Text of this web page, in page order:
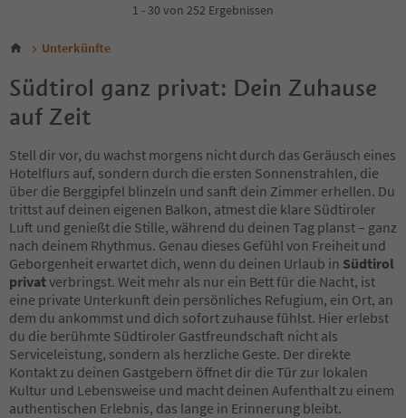
6
8
9
1 - 30 von 252 Ergebnissen
Unterkünfte
Südtirol ganz privat: Dein Zuhause
auf Zeit
Stell dir vor, du wachst morgens nicht durch das Geräusch eines
Hotelflurs auf, sondern durch die ersten Sonnenstrahlen, die
über die Berggipfel blinzeln und sanft dein Zimmer erhellen. Du
trittst auf deinen eigenen Balkon, atmest die klare Südtiroler
Luft und genießt die Stille, während du deinen Tag planst – ganz
nach deinem Rhythmus. Genau dieses Gefühl von Freiheit und
Geborgenheit erwartet dich, wenn du deinen Urlaub in Südtirol
privatverbringst. Weit mehr als nur ein Bett für die Nacht, ist
eine private Unterkunft dein persönliches Refugium, ein Ort, an
dem du ankommst und dich sofort zuhause fühlst. Hier erlebst
du die berühmte Südtiroler Gastfreundschaft nicht als
Serviceleistung, sondern als herzliche Geste. Der direkte
Kontakt zu deinen Gastgebern öffnet dir die Tür zur lokalen
Kultur und Lebensweise und macht deinen Aufenthalt zu einem
authentischen Erlebnis, das lange in Erinnerung bleibt.